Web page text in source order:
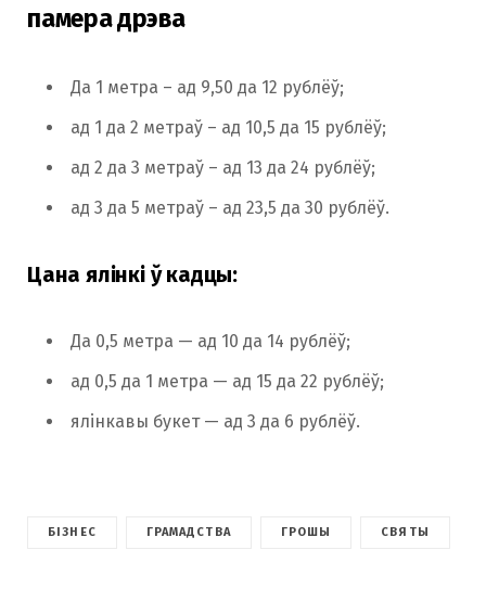
памера дрэва
Да 1 метра – ад 9,50 да 12 рублёў;
ад 1 да 2 метраў – ад 10,5 да 15 рублёў;
ад 2 да 3 метраў – ад 13 да 24 рублёў;
ад 3 да 5 метраў – ад 23,5 да 30 рублёў.
Цана ялінкі ў кадцы:
Да 0,5 метра — ад 10 да 14 рублёў;
ад 0,5 да 1 метра — ад 15 да 22 рублёў;
ялінкавы букет — ад 3 да 6 рублёў.
БІЗНЕС ГРАМАДСТВА ГРОШЫ СВЯТЫ